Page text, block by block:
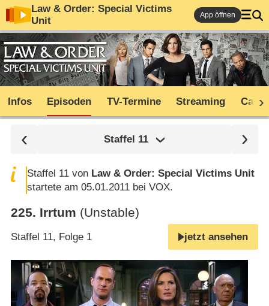
Law & Order: Special Victims
Unit
App öffnen
Infos Episoden TV-Termine Streaming Cast
Staffel 11
Staffel 11 von Law & Order: Special Victims Unit
startete am 05.01.2011 bei VOX.
225. Irrtum (Unstable)
Staffel 11, Folge 1 jetzt ansehen